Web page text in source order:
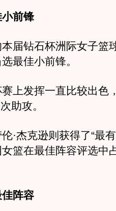
前锋
钻石杯洲际女子篮
最佳小前锋。
发挥一直比较出色
助攻。
杰克逊则获得了“最有
篮在最佳阵容评选中
阵容